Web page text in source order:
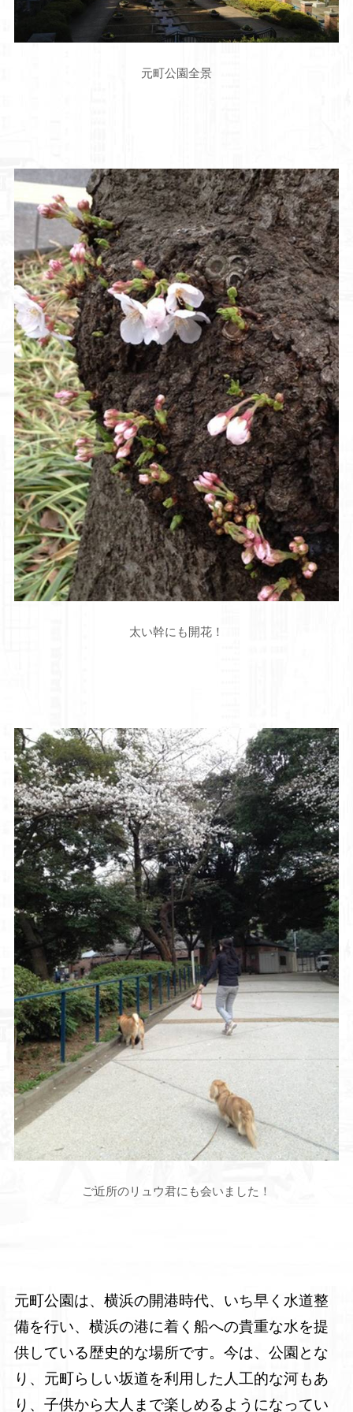
元町公園全景
太い幹にも開花！
ご近所のリュウ君にも会いました！
元町公園は、横浜の開港時代、いち早く水道整
備を行い、横浜の港に着く船への貴重な水を提
供している歴史的な場所です。今は、公園とな
り、元町らしい坂道を利用した人工的な河もあ
り、子供から大人まで楽しめるようになってい